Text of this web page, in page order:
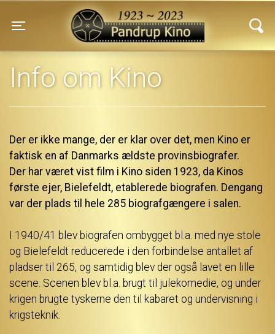
Toggle navigation
Pandrup Kino
Info om Kino
Der er ikke mange, der er klar over det, men Kino er
faktisk en af Danmarks ældste provinsbiografer.
Der har været vist film i Kino siden 1923, da Kinos
første ejer, Bielefeldt, etablerede biografen. Dengang
var der plads til hele 285 biografgængere i salen.
I 1940/41 blev biografen ombygget bl.a. med nye stole
og Bielefeldt reducerede i den forbindelse antallet af
pladser til 265, og samtidig blev der også lavet en lille
scene. Scenen blev bl.a. brugt til julekomedie, og under
krigen brugte tyskerne den til kabaret og undervisning i
krigsteknik.